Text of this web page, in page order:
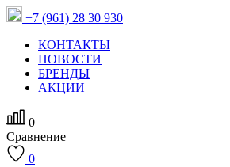
+7 (961) 28 30 930
КОНТАКТЫ
НОВОСТИ
БРЕНДЫ
АКЦИИ
0
Сравнение
0